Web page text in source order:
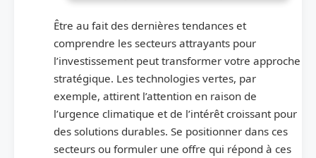
Être au fait des dernières tendances et
comprendre les secteurs attrayants pour
l’investissement peut transformer votre approche
stratégique. Les technologies vertes, par
exemple, attirent l’attention en raison de
l’urgence climatique et de l’intérêt croissant pour
des solutions durables. Se positionner dans ces
secteurs ou formuler une offre qui répond à ces